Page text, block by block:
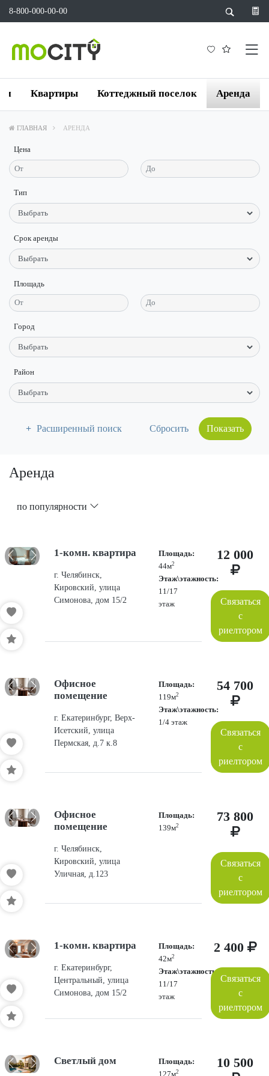
8-800-000-00-00
Квартиры Коттеджный поселок Аренда
ГЛАВНАЯ АРЕНДА
Цена
Тип
Срок аренды
Площадь
Город
Район
Расширенный поиск Показать
Аренда
по популярности
1-комн. квартира
г. Челябинск,
Кировский, улица
Симонова, дом 15/2
Площадь:
44м2
Этаж\этажность:
11/17
этаж
12 000
Связаться
с
риелтором
Офисное
помещение
г. Екатеринбург, Верх-
Исетский, улица
Пермская, д.7 к.8
Площадь:
119м2
Этаж\этажность:
1/4 этаж
54 700
Связаться
с
риелтором
Офисное
помещение
г. Челябинск,
Кировский, улица
Уличная, д.123
Площадь:
139м2
73 800
Связаться
с
риелтором
1-комн. квартира
г. Екатеринбург,
Центральный, улица
Симонова, дом 15/2
Площадь:
42м2
Этаж\этажность:
11/17
этаж
2 400
Связаться
с
риелтором
Светлый дом
Площадь:
127м2
10 500